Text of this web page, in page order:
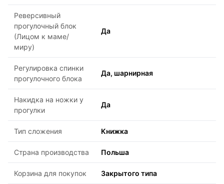
Реверсивный
прогулочный блок
(Лицом к маме/
миру)
Да
Регулировка спинки
прогулочного блока
Да, шарнирная
Накидка на ножки у
прогулки
Да
Тип сложения Книжка
Страна производства Польша
Корзина для покупок Закрытого типа